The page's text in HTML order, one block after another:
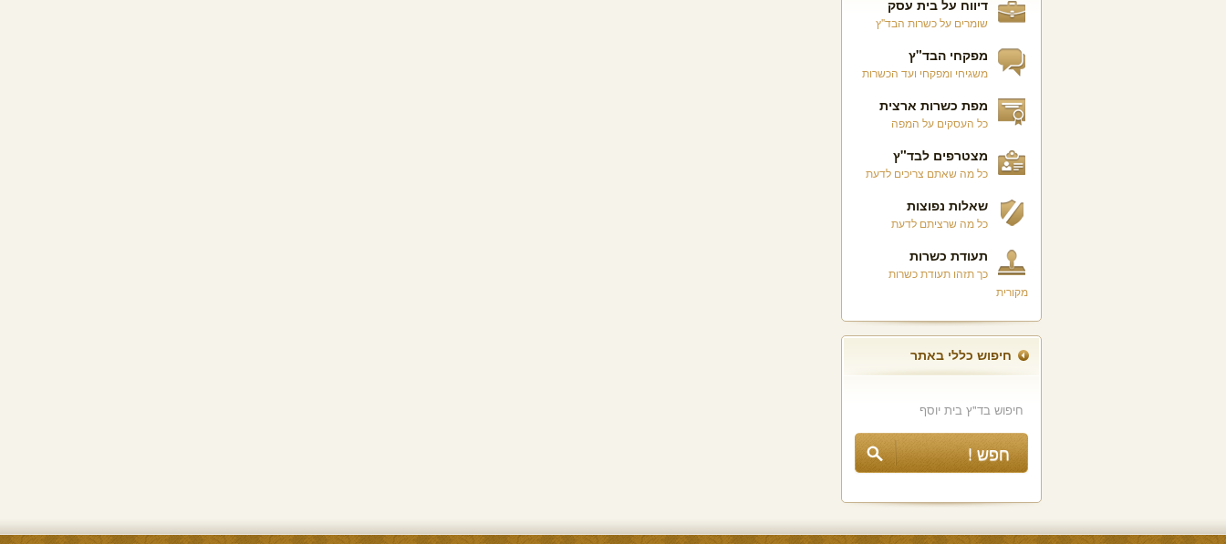
דיווח על בית עסק
שומרים על כשרות הבד"ץ
מפקחי הבד"ץ
משגיחי ומפקחי ועד הכשרות
מפת כשרות ארצית
כל העסקים על המפה
מצטרפים לבד"ץ
כל מה שאתם צריכים לדעת
שאלות נפוצות
כל מה שרציתם לדעת
תעודת כשרות
כך תזהו תעודת כשרות
מקורית
חיפוש כללי באתר